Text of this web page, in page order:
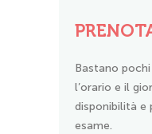
Bastano
l’orario e il
disponibilità e
esame.